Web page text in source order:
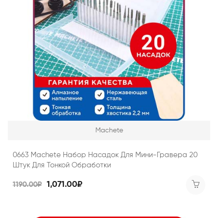
Machete
0663 Machete Набор Насадок Для Мини-Гравера 20
Штук Для Тонкой Обработки
1190.00₽ 1,071.00₽